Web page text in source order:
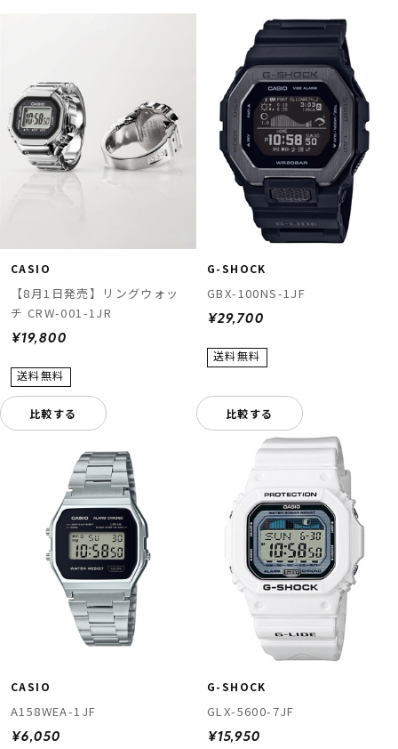
ムラサキスポーツ 公式アプリ
ポイント・クーポンもこのアプリで！
CASIO
【8月1日発売】リングウォッ
チ CRW-001-1JR
¥19,800
比較する
G-SHOCK
GBX-100NS-1JF
¥29,700
比較する
CASIO
A158WEA-1JF
¥6,050
G-SHOCK
GLX-5600-7JF
¥15,950